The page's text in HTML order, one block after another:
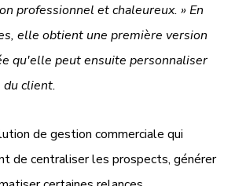
professionnel et chaleureux. » En
elle obtient une première version
qu'elle peut ensuite personnaliser
client.
de gestion commerciale qui
de centraliser les prospects, générer